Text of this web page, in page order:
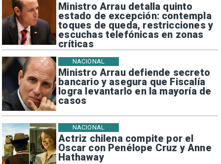
Ministro Arrau detalla quinto
estado de excepción: contempla
toques de queda, restricciones y
escuchas telefónicas en zonas
críticas
Ministro Arrau defiende secreto
bancario y asegura que Fiscalía
logra levantarlo en la mayoría de
casos
NACIONAL
Actriz chilena compite por el
Oscar con Penélope Cruz y Anne
Hathaway
NACIONAL